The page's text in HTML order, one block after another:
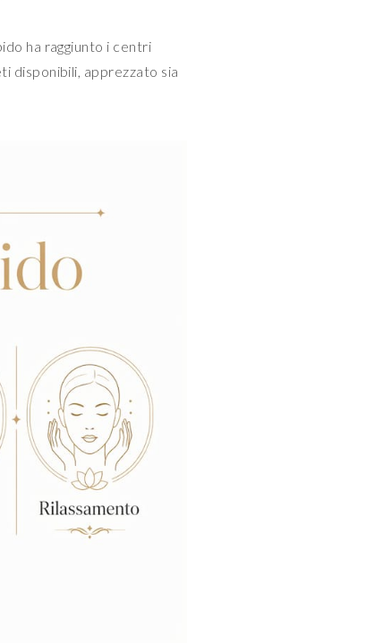
ha raggiunto i centri
disponibili, apprezzato sia